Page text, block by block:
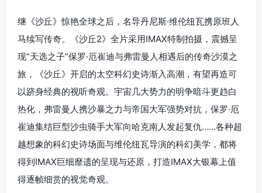
继《沙丘》惊艳全球之后，名导丹尼斯·维伦纽瓦携原班人
马续写传奇。《沙丘2》全片采用IMAX特制拍摄，震撼呈
现“天选之子”保罗·厄崔迪与弗雷曼人相遇后的传奇沙漠之
旅，《沙丘》开启的太空科幻史诗渐入高潮，有望再造可
以跻身经典的视听奇观。宇宙几大势力的明争暗斗更趋白
热化，弗雷曼人携沙暴之力与帝国大军强势对抗，保罗·厄
崔迪集结巨型沙虫骑手大军向哈克南人发起复仇……各种超
越想象的科幻史诗场面与维伦纽瓦导演的科幻美学，都将
得到IMAX巨细靡遗的呈现与还原，打造IMAX大银幕上值
得逐帧细赏的视觉奇观。